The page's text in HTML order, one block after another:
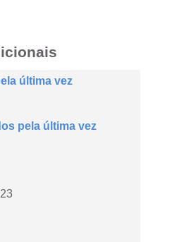
última vez
pela última vez